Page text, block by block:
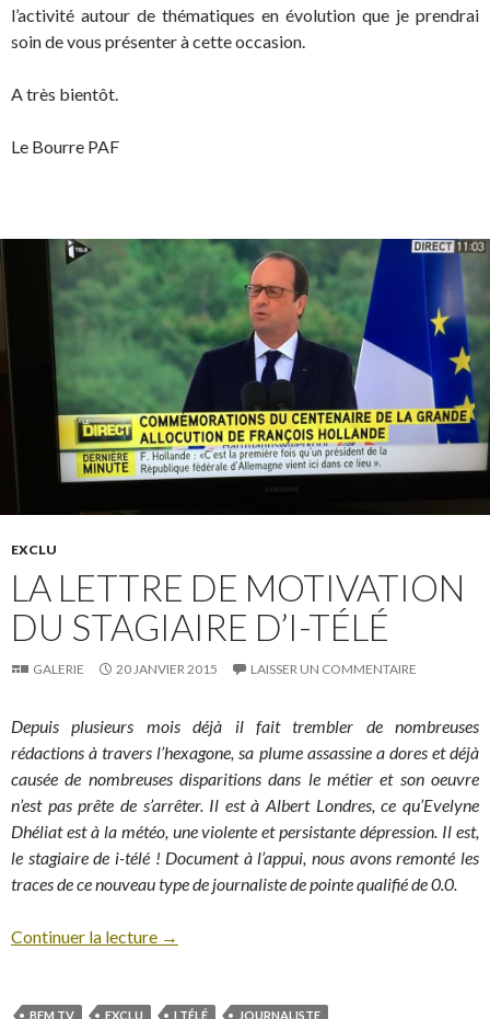
l’activité autour de thématiques en évolution que je prendrai
soin de vous présenter à cette occasion.
A très bientôt.
Le Bourre PAF
EXCLU
LA LETTRE DE MOTIVATION
DU STAGIAIRE D’I-TÉLÉ
GALERIE 20 JANVIER 2015 LAISSER UN COMMENTAIRE
Depuis plusieurs mois déjà il fait trembler de nombreuses
rédactions à travers l’hexagone, sa plume assassine a dores et déjà
causée de nombreuses disparitions dans le métier et son oeuvre
n’est pas prête de s’arrêter. Il est à Albert Londres, ce qu’Evelyne
Dhéliat est à la météo, une violente et persistante dépression. Il est,
le stagiaire de i-télé ! Document à l’appui, nous avons remonté les
traces de ce nouveau type de journaliste de pointe qualifié de 0.0.
Continuer la lecture →
BFM TV EXCLU I TÉLÉ
JOURNALISTE